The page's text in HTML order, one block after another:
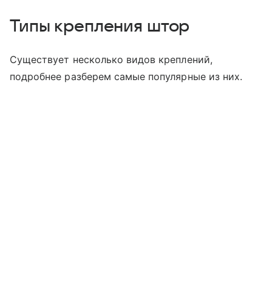
Типы крепления штор
Существует несколько видов креплений,
подробнее разберем самые популярные из них.